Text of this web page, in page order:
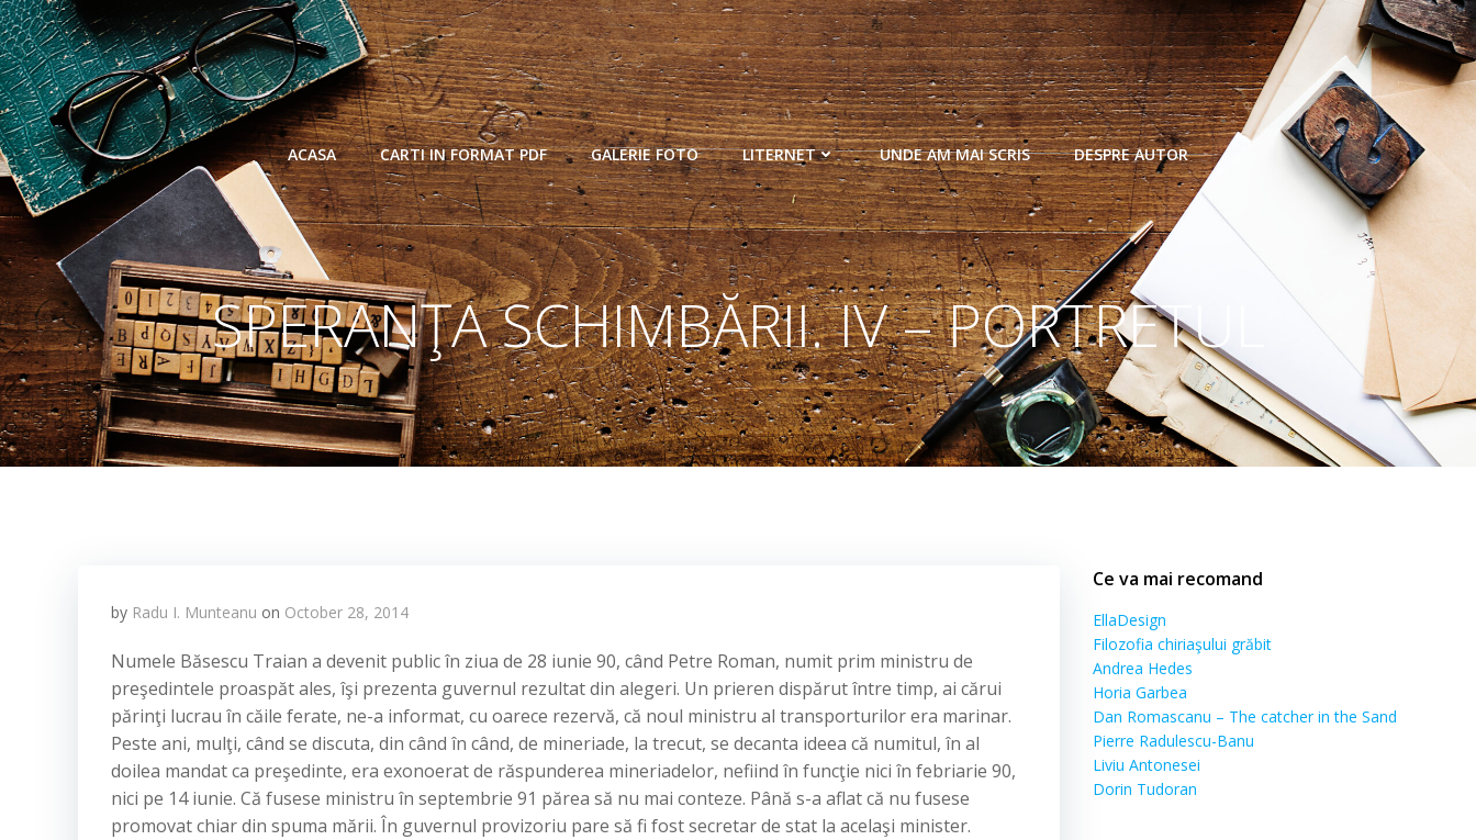
Skip
to
content
ACASA CARTI IN FORMAT PDF GALERIE FOTO LITERNET UNDE AM MAI SCRIS DESPRE AUTOR
SPERANŢA SCHIMBĂRII. IV – PORTRETUL
by Radu I. Munteanu on October 28, 2014
Numele Băsescu Traian a devenit public în ziua de 28 iunie 90, când Petre Roman, numit prim ministru de
preşedintele proaspăt ales, îşi prezenta guvernul rezultat din alegeri. Un prieren dispărut între timp, ai cărui
părinţi lucrau în căile ferate, ne-a informat, cu oarece rezervă, că noul ministru al transporturilor era marinar.
Peste ani, mulţi, când se discuta, din când în când, de mineriade, la trecut, se decanta ideea că numitul, în al
doilea mandat ca preşedinte, era exonoerat de răspunderea mineriadelor, nefiind în funcţie nici în febriarie 90,
nici pe 14 iunie. Că fusese ministru în septembrie 91 părea să nu mai conteze. Până s-a aflat că nu fusese
promovat chiar din spuma mării. În guvernul provizoriu pare să fi fost secretar de stat la acelaşi minister.
Ce va mai recomand
EllaDesign
Filozofia chiriaşului grăbit
Andrea Hedes
Horia Garbea
Dan Romascanu – The catcher in the Sand
Pierre Radulescu-Banu
Liviu Antonesei
Dorin Tudoran